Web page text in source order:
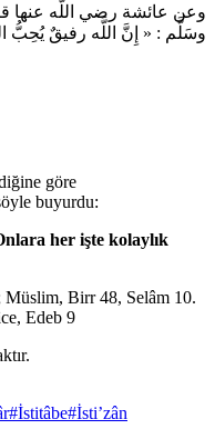
وعن عائشة رضي اللَّه عنها
وسَلَّم : « إِنَّ اللَّه رفيقٌ يُحِبُّ
göre
buyurdu:
her işte kolaylık
Müslim, Birr 48, Selâm 10.
Edeb 9
#İstitâbe#İsti’zân